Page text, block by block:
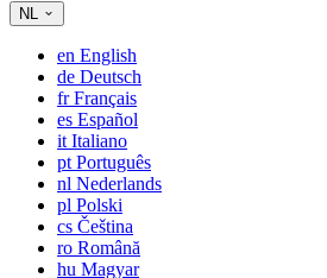
NL
en English
de Deutsch
frFrançais
es Español
it Italiano
pt Português
nl Nederlands
pl Polski
cs Čeština
ro Română
hu Magyar